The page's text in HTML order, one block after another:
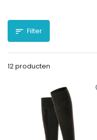
Filter
12 producten